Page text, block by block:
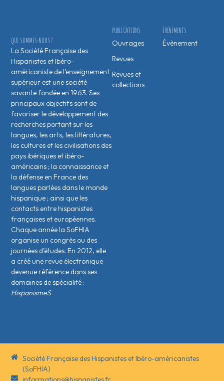
ÉVÉNEMENTS
Évènement
PUBLICATIONS
Ouvrages
Revues
Revues et
collections
QUI SOMMES-NOUS ?
La Société Française des
Hispanistes et Ibéro-
américaniste de l’enseignement
supérieur est une société
savante fondée en 1963. Ses
principaux objectifs sont de
favoriser le développement des
recherches portant sur les
langues, les arts, les littératures,
les cultures et les civilisations des
pays ibériques et ibéro-
américains ; la connaissance et
la défense en France des
langues parlées dans le monde
hispanique ; ainsi que les
contacts entre hispanistes
français·es et européen·nes.
Chaque année la SoFHIA
organise un congrès ou des
journées d’études. En 2012, elle
a créé une revue électronique
devenue référence dans ses
domaines de spécialité :
HispanismeS.
Société Française des Hispanistes et Ibéro-américanistes
(SoFHIA)